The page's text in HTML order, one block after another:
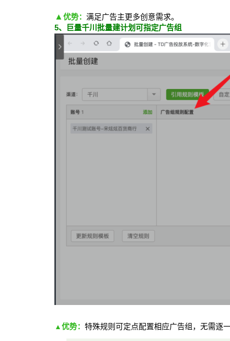
▲优势： 满足广告主更多创意需求。
5、巨量千川批量建计划可指定广告组
▲优势： 特殊规则可定点配置相应广告组，无需逐